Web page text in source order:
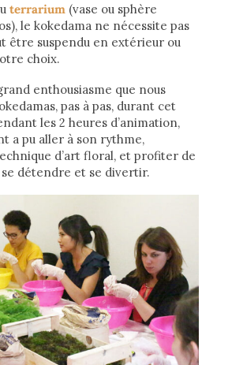
terrarium (vase ou sphère
le kokedama ne nécessite pas
être suspendu en extérieur ou
choix.
enthousiasme que nous
pas à pas, durant cet
les 2 heures d’animation,
a pu aller à son rythme,
d’art floral, et profiter de
détendre et se divertir.